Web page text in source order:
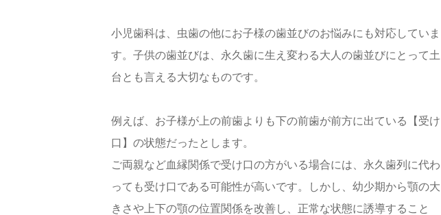
小児歯科は、虫歯の他にお子様の歯並びのお悩みにも対応していま
す。子供の歯並びは、永久歯に生え変わる大人の歯並びにとって土
台とも言える大切なものです。
例えば、お子様が上の前歯よりも下の前歯が前方に出ている【受け
口】の状態だったとします。
ご両親など血縁関係で受け口の方がいる場合には、永久歯列に代わ
っても受け口である可能性が高いです。しかし、幼少期から顎の大
きさや上下の顎の位置関係を改善し、正常な状態に誘導すること